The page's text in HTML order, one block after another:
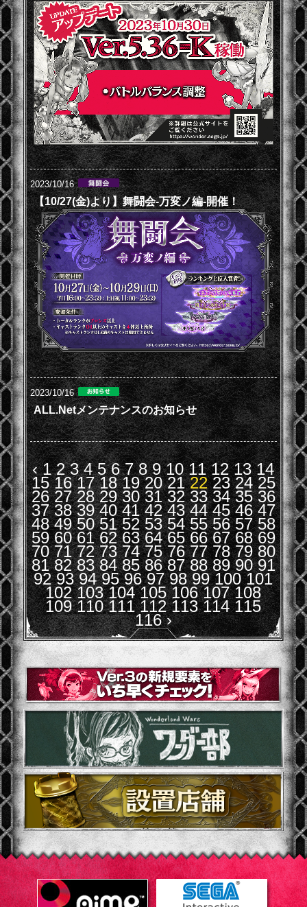
2023/10/16
【10/27(金)より】舞闘会-万変ノ編-開催！
2023/10/16
ALL.Netメンテナンスのお知らせ
‹ 1 2 3 4 5 6 7 8 9 10 11 12 13 14
15 16 17 18 19 20 21 22 23 24 25
26 27 28 29 30 31 32 33 34 35 36
37 38 39 40 41 42 43 44 45 46 47
48 49 50 51 52 53 54 55 56 57 58
59 60 61 62 63 64 65 66 67 68 69
70 71 72 73 74 75 76 77 78 79 80
81 82 83 84 85 86 87 88 89 90 91
92 93 94 95 96 97 98 99 100 101
102 103 104 105 106 107 108
109 110 111 112 113 114 115
116 ›